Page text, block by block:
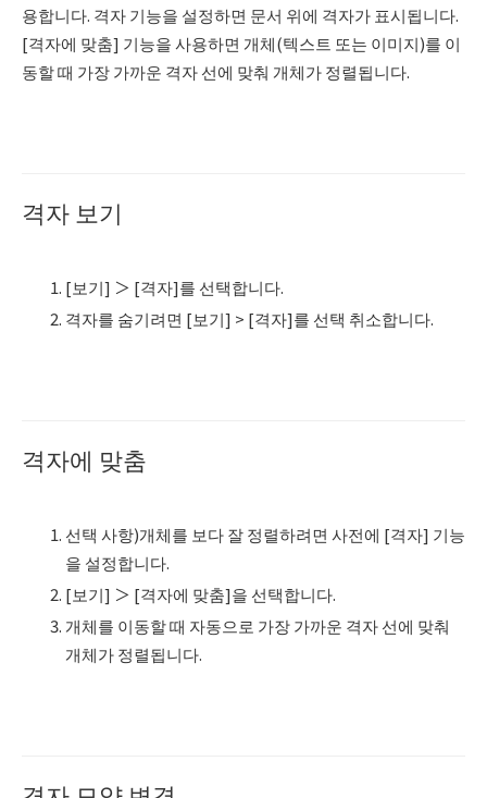
용합니다. 격자 기능을 설정하면 문서 위에 격자가 표시됩니다.
[격자에 맞춤] 기능을 사용하면 개체(텍스트 또는 이미지)를 이
동할 때 가장 가까운 격자 선에 맞춰 개체가 정렬됩니다.
격자 보기
[보기] ＞ [격자]를 선택합니다.
격자를 숨기려면 [보기] > [격자]를 선택 취소합니다.
격자에 맞춤
선택 사항)개체를 보다 잘 정렬하려면 사전에 [격자] 기능
을 설정합니다.
[보기] ＞ [격자에 맞춤]을 선택합니다.
개체를 이동할 때 자동으로 가장 가까운 격자 선에 맞춰
개체가 정렬됩니다.